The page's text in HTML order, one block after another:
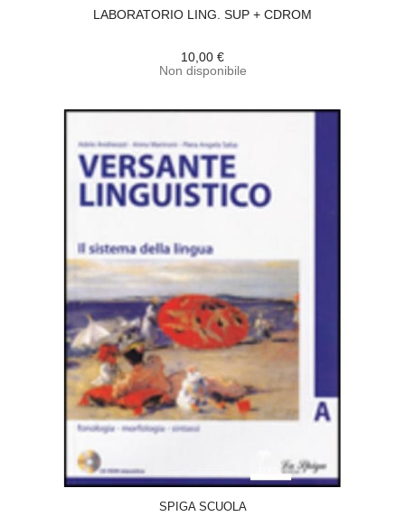
LABORATORIO LING. SUP + CDROM
10,00 €
Non disponibile
SPIGA SCUOLA